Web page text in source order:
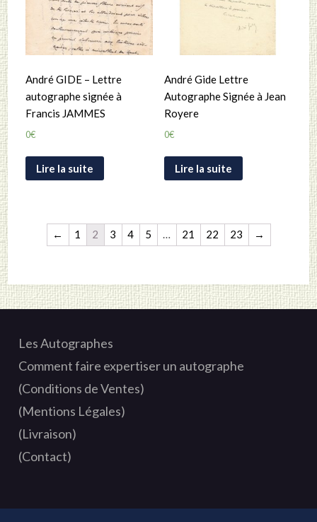
André GIDE – Lettre
autographe signée à
Francis JAMMES
0€
Lire la suite
André Gide Lettre
Autographe Signée à Jean
Royere
0€
Lire la suite
← 1 2 3 4 5 … 21 22 23 →
Les Autographes
Comment faire expertiser un autographe
(Conditions de Ventes)
(Mentions Légales)
(Livraison)
(Contact)